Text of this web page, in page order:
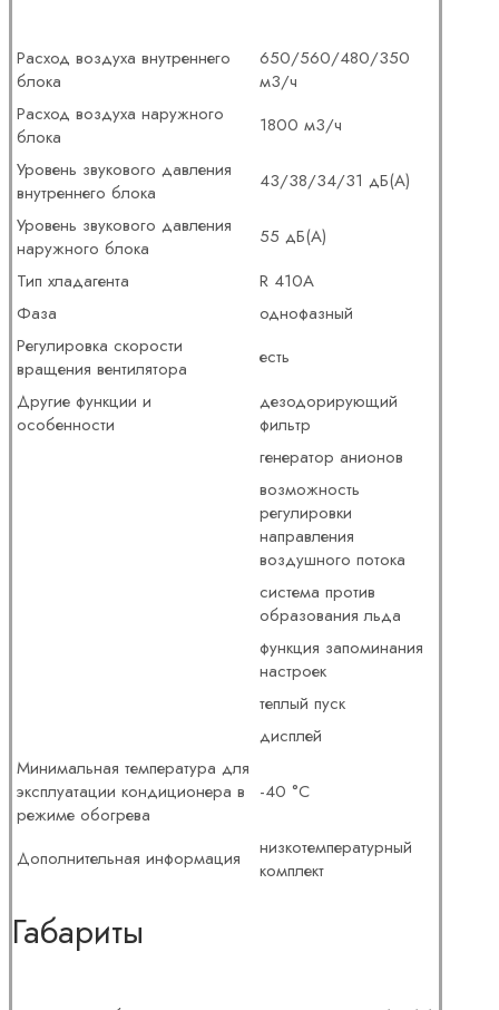
Расход воздуха внутреннего
блока
650/560/480/350
м3/ч
Расход воздуха наружного
блока
1800 м3/ч
Уровень звукового давления
внутреннего блока
43/38/34/31 дБ(А)
Уровень звукового давления
наружного блока
55 дБ(А)
Тип хладагента
R 410A
Фаза
однофазный
Регулировка скорости
вращения вентилятора
есть
Другие функции и
особенности
дезодорирующий
фильтр
генератор анионов
возможность
регулировки
направления
воздушного потока
система против
образования льда
функция запоминания
настроек
теплый пуск
дисплей
Минимальная температура для
эксплуатации кондиционера в
режиме обогрева
-40 °С
Дополнительная информация
низкотемпературный
комплект
Габариты